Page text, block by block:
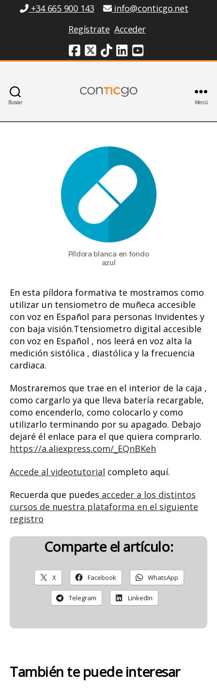
Información
+34 665 900 143
info@conticgo.net
Regístrate Acceder
Redes Sociales
Buscar Menú
Píldora blanca en fondo
azul
En esta píldora formativa te mostramos como
utilizar un tensiometro de muñeca accesible
con voz en Español para personas Invidentes y
con baja visión.Ttensiometro digital accesible
con voz en Español , nos leerá en voz alta la
medición sistólica , diastólica y la frecuencia
cardiaca.
Mostraremos que trae en el interior de la caja ,
como cargarlo ya que lleva batería recargable,
como encenderlo, como colocarlo y como
utilizarlo terminando por su apagado. Debajo
dejaré él enlace para el que quiera comprarlo.
https://a.aliexpress.com/_EQnBKeh
Accede al videotutorial completo aquí.
Recuerda que puedes acceder a los distintos
cursos de nuestra plataforma en el siguiente
registro
Comparte el artículo:
X Facebook WhatsApp
Telegram LinkedIn
También te puede interesar